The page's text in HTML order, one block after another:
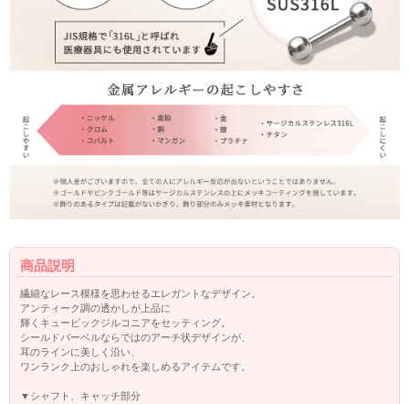
商品説明
繊細なレース模様を思わせるエレガントなデザイン。
アンティーク調の透かしが上品に
輝くキュービックジルコニアをセッティング。
シールドバーベルならではのアーチ状デザインが、
耳のラインに美しく沿い、
ワンランク上のおしゃれを楽しめるアイテムです。
▼シャフト、キャッチ部分